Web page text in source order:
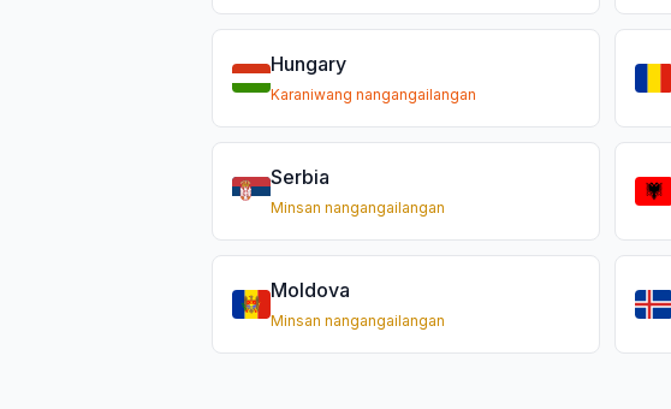
Hungary
Karaniwang nangangailangan
Serbia
Minsan nangangailangan
Moldova
Minsan nangangailangan